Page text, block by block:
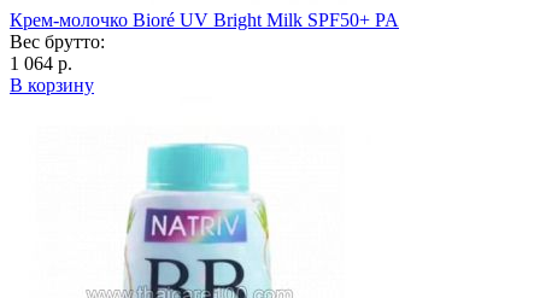
Крем-молочко Bioré UV Bright Milk SPF50+ PA
Вес брутто:
1 064 р.
В корзину